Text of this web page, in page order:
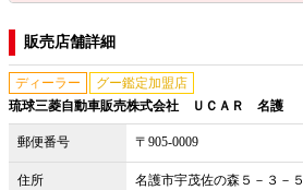
販売店舗詳細
ディーラー
グー鑑定加盟店
琉球三菱自動車販売株式会社 ＵＣＡＲ 名護
郵便番号 〒905-0009
住所 名護市宇茂佐の森５－３－５